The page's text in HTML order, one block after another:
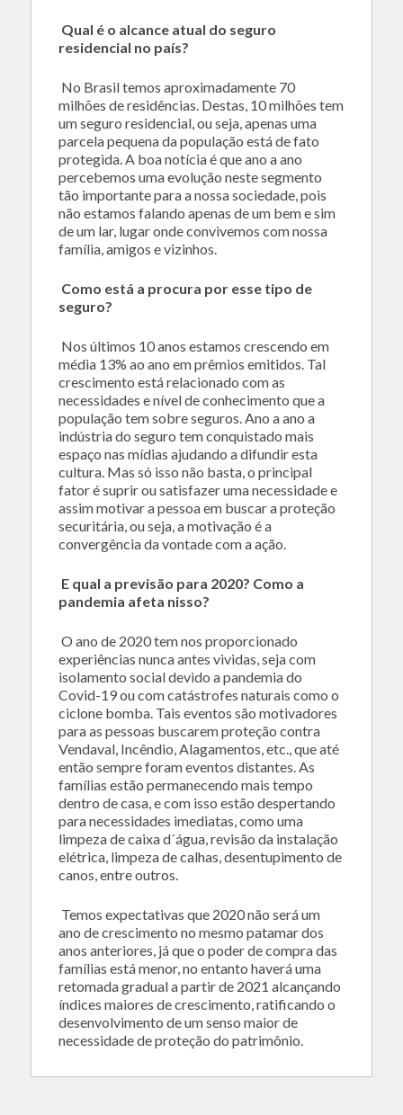
Qual é o alcance atual do seguro
residencial no país?
No Brasil temos aproximadamente 70
milhões de residências. Destas, 10 milhões tem
um seguro residencial, ou seja, apenas uma
parcela pequena da população está de fato
protegida. A boa notícia é que ano a ano
percebemos uma evolução neste segmento
tão importante para a nossa sociedade, pois
não estamos falando apenas de um bem e sim
de um lar, lugar onde convivemos com nossa
família, amigos e vizinhos.
Como está a procura por esse tipo de
seguro?
Nos últimos 10 anos estamos crescendo em
média 13% ao ano em prêmios emitidos. Tal
crescimento está relacionado com as
necessidades e nível de conhecimento que a
população tem sobre seguros. Ano a ano a
indústria do seguro tem conquistado mais
espaço nas mídias ajudando a difundir esta
cultura. Mas só isso não basta, o principal
fator é suprir ou satisfazer uma necessidade e
assim motivar a pessoa em buscar a proteção
securitária, ou seja, a motivação é a
convergência da vontade com a ação.
E qual a previsão para 2020? Como a
pandemia afeta nisso?
O ano de 2020 tem nos proporcionado
experiências nunca antes vividas, seja com
isolamento social devido a pandemia do
Covid-19 ou com catástrofes naturais como o
ciclone bomba. Tais eventos são motivadores
para as pessoas buscarem proteção contra
Vendaval, Incêndio, Alagamentos, etc., que até
então sempre foram eventos distantes. As
famílias estão permanecendo mais tempo
dentro de casa, e com isso estão despertando
para necessidades imediatas, como uma
limpeza de caixa d´água, revisão da instalação
elétrica, limpeza de calhas, desentupimento de
canos, entre outros.
Temos expectativas que 2020 não será um
ano de crescimento no mesmo patamar dos
anos anteriores, já que o poder de compra das
famílias está menor, no entanto haverá uma
retomada gradual a partir de 2021 alcançando
índices maiores de crescimento, ratificando o
desenvolvimento de um senso maior de
necessidade de proteção do patrimônio.